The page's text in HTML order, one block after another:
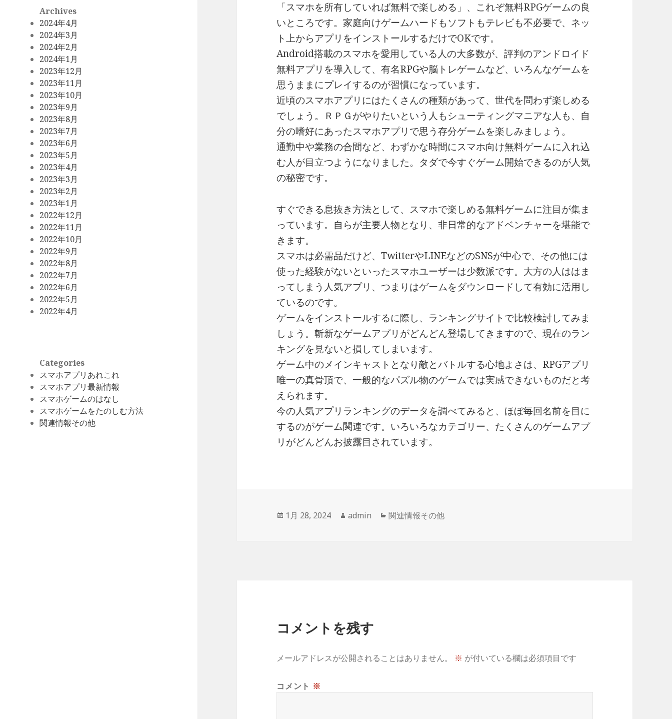
Archives
2024年4月
2024年3月
2024年2月
2024年1月
2023年12月
2023年11月
2023年10月
2023年9月
2023年8月
2023年7月
2023年6月
2023年5月
2023年4月
2023年3月
2023年2月
2023年1月
2022年12月
2022年11月
2022年10月
2022年9月
2022年8月
2022年7月
2022年6月
2022年5月
2022年4月
Categories
スマホアプリあれこれ
スマホアプリ最新情報
スマホゲームのはなし
スマホゲームをたのしむ方法
関連情報その他
「スマホを所有していれば無料で楽しめる」、これぞ無料RPGゲームの良
いところです。家庭向けゲームハードもソフトもテレビも不必要で、ネッ
ト上からアプリをインストールするだけでOKです。
Android搭載のスマホを愛用している人の大多数が、評判のアンドロイド
無料アプリを導入して、有名RPGや脳トレゲームなど、いろんなゲームを
思うままにプレイするのが習慣になっています。
近頃のスマホアプリにはたくさんの種類があって、世代を問わず楽しめる
でしょう。ＲＰＧがやりたいという人もシューティングマニアな人も、自
分の嗜好にあったスマホアプリで思う存分ゲームを楽しみましょう。
通勤中や業務の合間など、わずかな時間にスマホ向け無料ゲームに入れ込
む人が目立つようになりました。タダで今すぐゲーム開始できるのが人気
の秘密です。
すぐできる息抜き方法として、スマホで楽しめる無料ゲームに注目が集ま
っています。自らが主要人物となり、非日常的なアドベンチャーを堪能で
きます。
スマホは必需品だけど、TwitterやLINEなどのSNSが中心で、その他には
使った経験がないといったスマホユーザーは少数派です。大方の人ははま
ってしまう人気アプリ、つまりはゲームをダウンロードして有効に活用し
ているのです。
ゲームをインストールするに際し、ランキングサイトで比較検討してみま
しょう。斬新なゲームアプリがどんどん登場してきますので、現在のラン
キングを見ないと損してしまいます。
ゲーム中のメインキャストとなり敵とバトルする心地よさは、RPGアプリ
唯一の真骨頂で、一般的なパズル物のゲームでは実感できないものだと考
えられます。
今の人気アプリランキングのデータを調べてみると、ほぼ毎回名前を目に
するのがゲーム関連です。いろいろなカテゴリー、たくさんのゲームアプ
リがどんどんお披露目されています。
投
1月 28, 2024
作
admin
カ
関連情報その他
コメントを残す
メールアドレスが公開されることはありません。 ※ が付いている欄は必須項目です
コメント ※